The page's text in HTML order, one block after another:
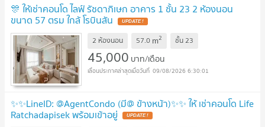
🎊 ให้เช่าคอนโด ไลฟ์ รัชดาภิเษก อาคาร 1 ชั้น 23 2 ห้องนอน
ขนาด 57 ตรม ใกล้ โรบินสัน UPDATE !
2 ห้องนอน 57.0 m2 ชั้น23
45,000 บาท/เดือน
09/08/2026 6:30:01
✨✨LineID: @AgentCondo (มี@ ข้างหน้า)✨✨ ให้ เช่าคอนโด Life
Ratchadapisek พร้อมเข้าอยู่ UPDATE !